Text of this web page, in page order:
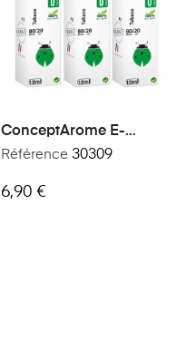
ConceptArome E-
Liquide Premium Saveur
Référence 30309
6,90 €